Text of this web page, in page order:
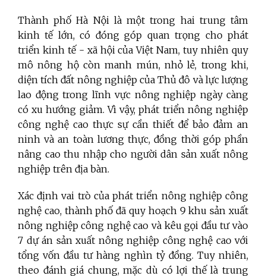
Thành phố Hà Nội là một trong hai trung tâm
kinh tế lớn, có đóng góp quan trọng cho phát
triển kinh tế - xã hội của Việt Nam, tuy nhiên quy
mô nông hộ còn manh mún, nhỏ lẻ, trong khi,
diện tích đất nông nghiệp của Thủ đô và lực lượng
lao động trong lĩnh vực nông nghiệp ngày càng
có xu hướng giảm. Vì vậy, phát triển nông nghiệp
công nghệ cao thực sự cần thiết để bảo đảm an
ninh và an toàn lương thực, đồng thời góp phần
nâng cao thu nhập cho người dân sản xuất nông
nghiệp trên địa bàn.
Xác định vai trò của phát triển nông nghiệp công
nghệ cao, thành phố đã quy hoạch 9 khu sản xuất
nông nghiệp công nghệ cao và kêu gọi đầu tư vào
7 dự án sản xuất nông nghiệp công nghệ cao với
tổng vốn đầu tư hàng nghìn tỷ đồng. Tuy nhiên,
theo đánh giá chung, mặc dù có lợi thế là trung